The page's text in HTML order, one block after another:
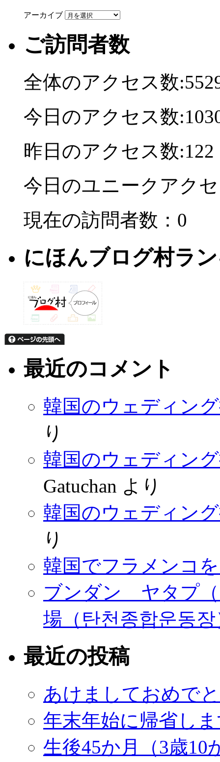
アーカイブ
ご訪問者数
全体のアクセス数
今日のアクセス数
昨日のアクセス数:122
今日のユニークアク
現在の訪問者数：0
にほんブログ村ラ
最近のコメント
韓国のウェディン
り
韓国のウェディン
Gatuchan より
韓国のウェディン
り
韓国でフラメンコ
ブンダン ヤタプ（
場（탄천종합운동
最近の投稿
あけましておめで
年末年始に帰省し
生後45か月（3歳10